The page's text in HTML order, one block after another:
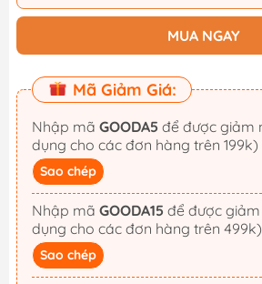
MUA NGAY
Mã Giảm Giá:
Nhập mã GOODA5
dụng cho các đơn hàng trên 199k)
Sao chép
Nhập mã GOODA15
dụng cho các đơn hàng trên 499k)
Sao chép